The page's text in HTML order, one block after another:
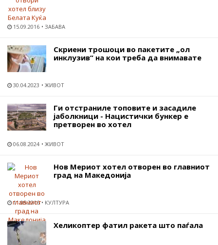
15.09.2016 ЗАБАВА
Скриени трошоци во пакетите „ол
инклузив“ на кои треба да внимавате
30.04.2023 ЖИВОТ
Ги отстраниле топовите и засадиле
јаболкници - Нацистички бункер е
претворен во хотел
06.08.2024 ЖИВОТ
Нов Мериот хотел отворен во главниот
град на Македонија
11.05.2016 КУЛТУРА
Хеликоптер фатил ракета што паѓала